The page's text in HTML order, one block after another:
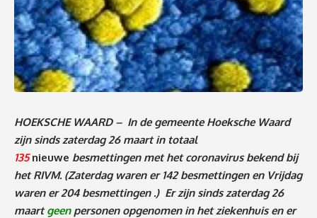
HOEKSCHE WAARD – In de gemeente Hoeksche Waard
zijn sinds zaterdag 26 maart in totaal
135nieuwe besmettingen met het coronavirus bekend bij
het RIVM. (Zaterdag waren er 142 besmettingen en Vrijdag
waren er 204 besmettingen .) Er zijn sinds zaterdag 26
maartgeenpersonen opgenomen in het ziekenhuis en er